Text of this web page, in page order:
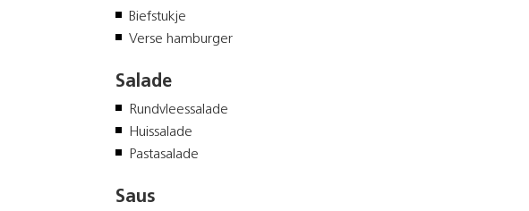
Biefstukje
Verse hamburger
Salade
Rundvleessalade
Huissalade
Pastasalade
Saus